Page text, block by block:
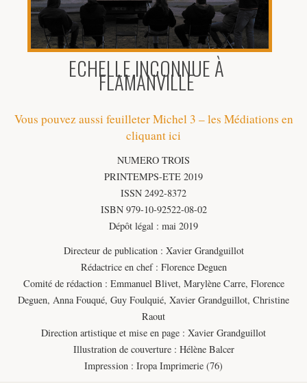
ECHELLE INCONNUE À
FLAMANVILLE
Vous pouvez aussi feuilleter Michel 3 – les Médiations en
cliquant ici
NUMERO TROIS
PRINTEMPS-ETE 2019
ISSN 2492-8372
ISBN 979-10-92522-08-02
Dépôt légal : mai 2019
Directeur de publication : Xavier Grandguillot
Rédactrice en chef : Florence Deguen
Comité de rédaction : Emmanuel Blivet, Marylène Carre, Florence
Deguen, Anna Fouqué, Guy Foulquié, Xavier Grandguillot, Christine
Raout
Direction artistique et mise en page : Xavier Grandguillot
Illustration de couverture : Hélène Balcer
Impression : Iropa Imprimerie (76)